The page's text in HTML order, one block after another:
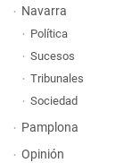
Navarra
Política
Sucesos
Tribunales
Sociedad
Pamplona
Opinión